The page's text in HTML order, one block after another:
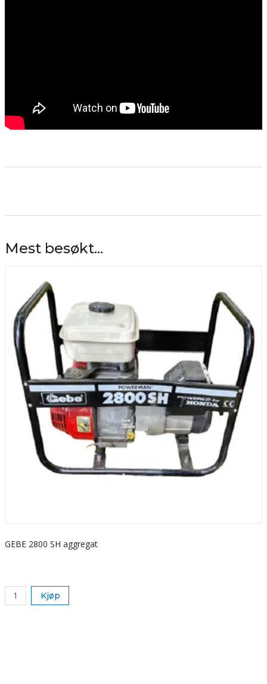
Mest besøkt...
GEBE 2800 SH aggregat
Kjøp